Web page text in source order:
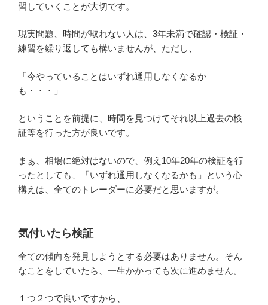
習していくことが大切です。
現実問題、時間が取れない人は、3年未満で確認・検証・
練習を繰り返しても構いませんが、ただし、
「今やっていることはいずれ通用しなくなるか
も・・・」
ということを前提に、時間を見つけてそれ以上過去の検
証等を行った方が良いです。
まぁ、相場に絶対はないので、例え10年20年の検証を行
ったとしても、「いずれ通用しなくなるかも」という心
構えは、全てのトレーダーに必要だと思いますが。
気付いたら検証
全ての傾向を発見しようとする必要はありません。そん
なことをしていたら、一生かかっても次に進めません。
１つ２つで良いですから、